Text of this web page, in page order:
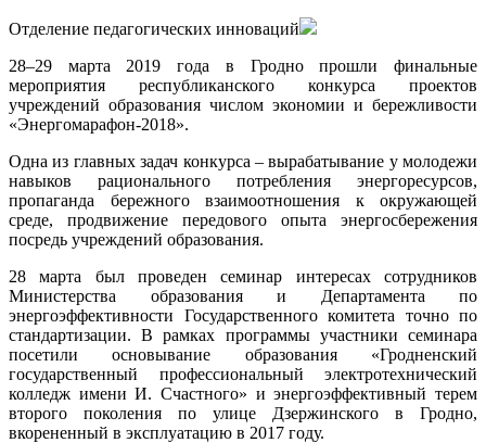
Отделение педагогических инноваций
28–29 марта 2019 года в Гродно прошли финальные
мероприятия республиканского конкурса проектов
учреждений образования числом экономии и бережливости
«Энергомарафон-2018».
Одна из главных задач конкурса – вырабатывание у молодежи
навыков рационального потребления энергоресурсов,
пропаганда бережного взаимоотношения к окружающей
среде, продвижение передового опыта энергосбережения
посредь учреждений образования.
28 марта был проведен семинар интересах сотрудников
Министерства образования и Департамента по
энергоэффективности Государственного комитета точно по
стандартизации. В рамках программы участники семинара
посетили основывание образования «Гродненский
государственный профессиональный электротехнический
колледж имени И. Счастного» и энергоэффективный терем
второго поколения по улице Дзержинского в Гродно,
вкорененный в эксплуатацию в 2017 году.